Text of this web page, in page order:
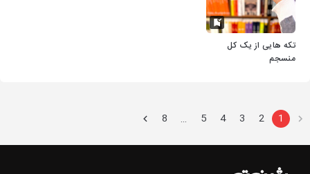
تکه هایی از یک کل
منسجم
1
2
3
4
5
…
8